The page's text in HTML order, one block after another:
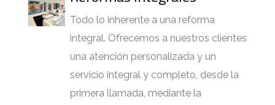
Todo lo inherente a una reforma
integral. Ofrecemos a nuestros clientes
una atención personalizada y un
servicio integral y completo, desde la
primera llamada, mediante la